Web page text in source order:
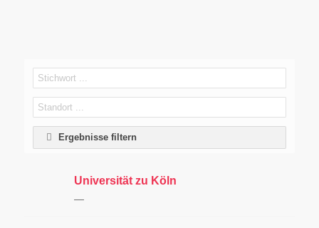
Ergebnisse filtern
Universität zu Köln
—